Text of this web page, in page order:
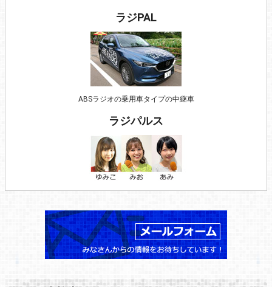
ラジPAL
ABSラジオの乗用車タイプの中継車
ラジパルス